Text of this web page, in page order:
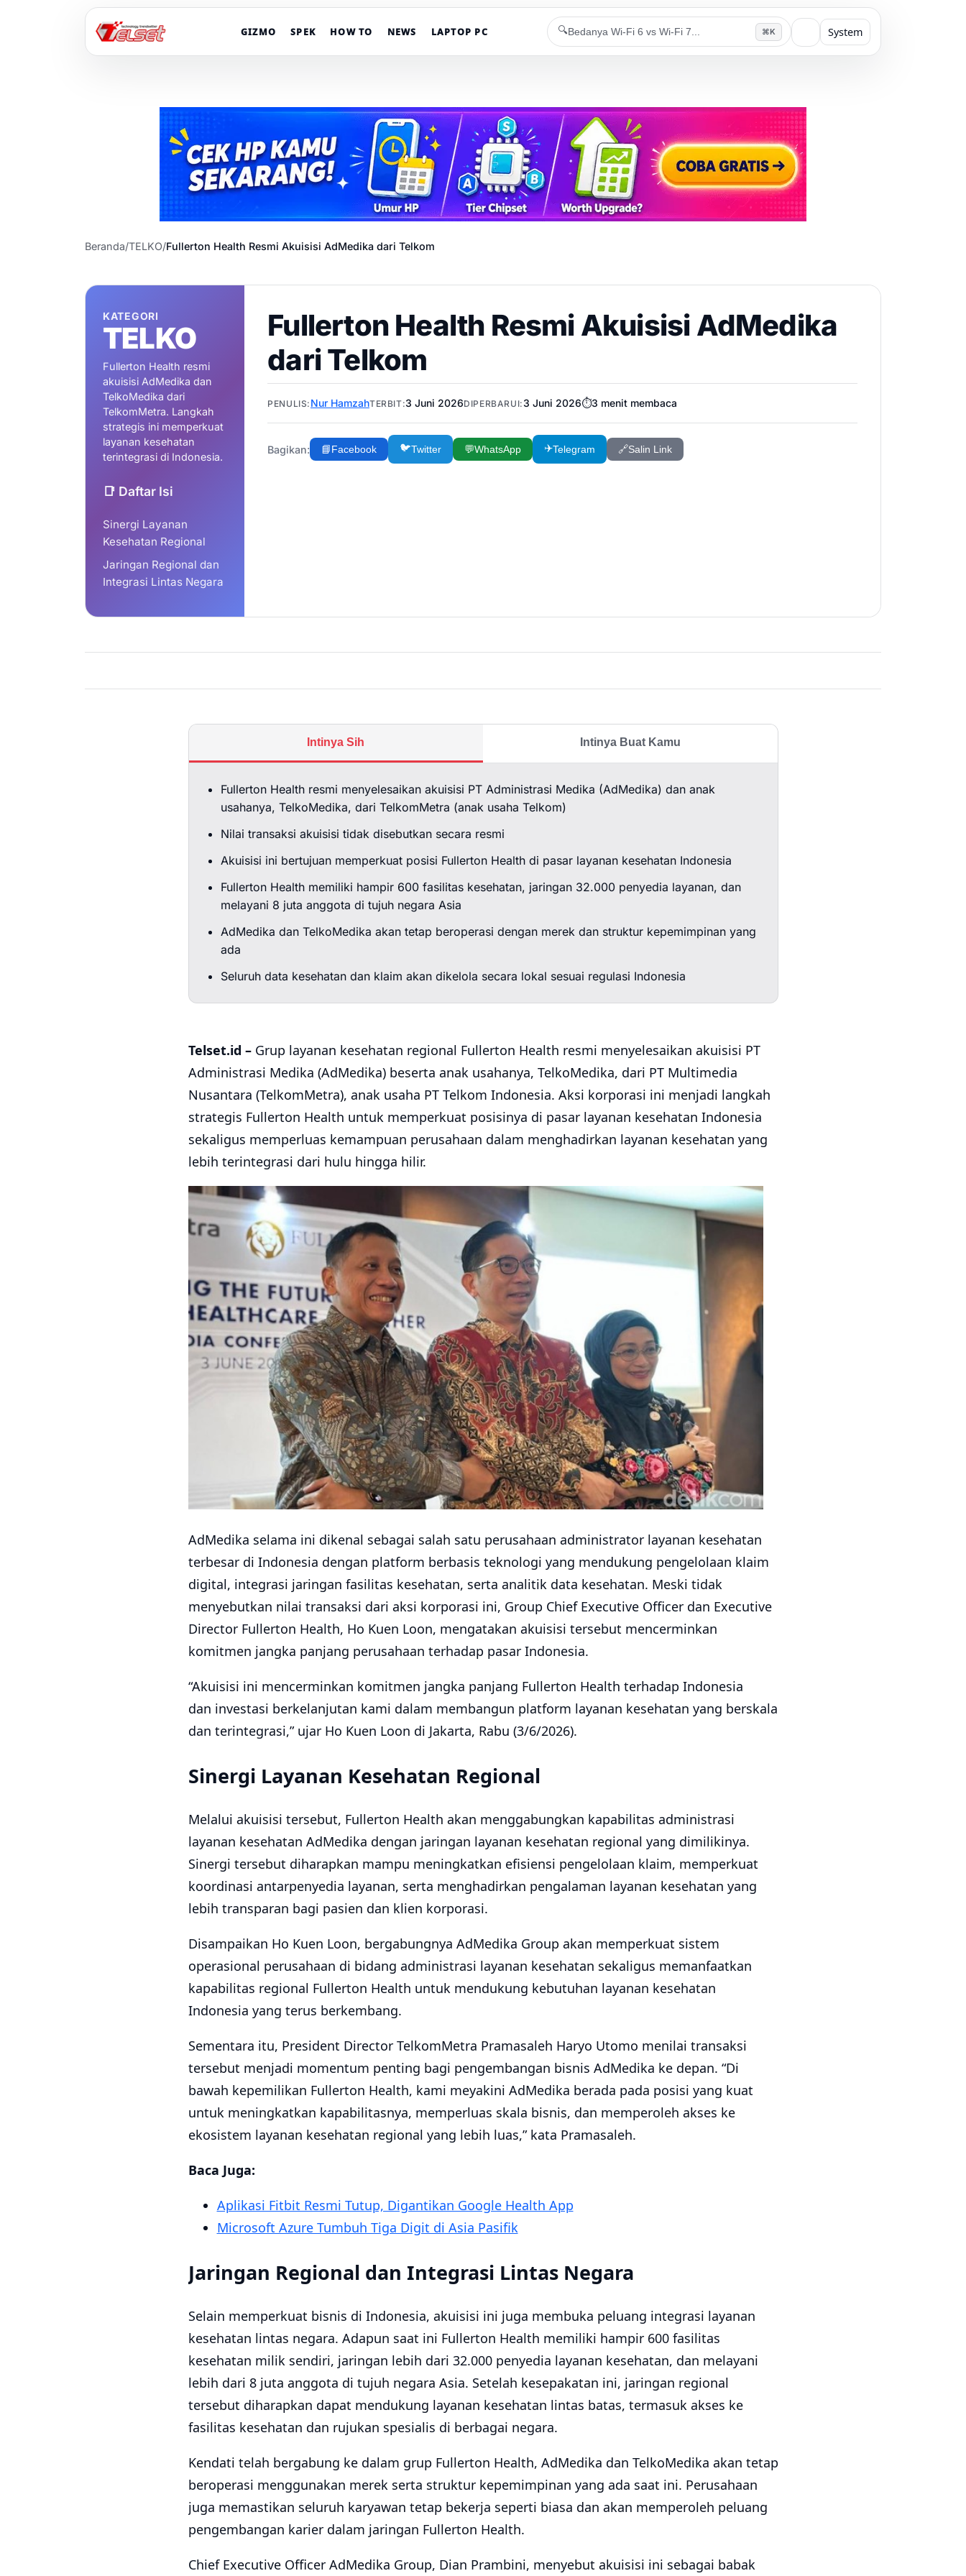
GIZMO SPEK HOW TO NEWS LAPTOP PC 🔍 ⌘K System
Beranda/TELKO/Fullerton Health Resmi Akuisisi AdMedika dari Telkom
KATEGORI
TELKO
Fullerton Health resmi
akuisisi AdMedika dan
TelkoMedika dari
TelkomMetra. Langkah
strategis ini memperkuat
layanan kesehatan
terintegrasi di Indonesia.
📑 Daftar Isi
Sinergi Layanan
Kesehatan Regional
Jaringan Regional dan
Integrasi Lintas Negara
Fullerton Health Resmi Akuisisi AdMedika
dari Telkom
PENULIS: Nur HamzahTERBIT:3 Juni 2026DIPERBARUI: 3 Juni 2026⏱️3 menit membaca
Bagikan: 📘Facebook 🐦Twitter 💬WhatsApp ✈️Telegram 🔗Salin Link
Intinya Sih Intinya Buat Kamu
Fullerton Health resmi menyelesaikan akuisisi PT Administrasi Medika (AdMedika) dan anak
usahanya, TelkoMedika, dari TelkomMetra (anak usaha Telkom)
Nilai transaksi akuisisi tidak disebutkan secara resmi
Akuisisi ini bertujuan memperkuat posisi Fullerton Health di pasar layanan kesehatan Indonesia
Fullerton Health memiliki hampir 600 fasilitas kesehatan, jaringan 32.000 penyedia layanan, dan
melayani 8 juta anggota di tujuh negara Asia
AdMedika dan TelkoMedika akan tetap beroperasi dengan merek dan struktur kepemimpinan yang
ada
Seluruh data kesehatan dan klaim akan dikelola secara lokal sesuai regulasi Indonesia
Telset.id –Grup layanan kesehatan regional Fullerton Health resmi menyelesaikan akuisisi PT
Administrasi Medika (AdMedika) beserta anak usahanya, TelkoMedika, dari PT Multimedia
Nusantara (TelkomMetra), anak usaha PT Telkom Indonesia. Aksi korporasi ini menjadi langkah
strategis Fullerton Health untuk memperkuat posisinya di pasar layanan kesehatan Indonesia
sekaligus memperluas kemampuan perusahaan dalam menghadirkan layanan kesehatan yang
lebih terintegrasi dari hulu hingga hilir.
AdMedika selama ini dikenal sebagai salah satu perusahaan administrator layanan kesehatan
terbesar di Indonesia dengan platform berbasis teknologi yang mendukung pengelolaan klaim
digital, integrasi jaringan fasilitas kesehatan, serta analitik data kesehatan. Meski tidak
menyebutkan nilai transaksi dari aksi korporasi ini, Group Chief Executive Officer dan Executive
Director Fullerton Health, Ho Kuen Loon, mengatakan akuisisi tersebut mencerminkan
komitmen jangka panjang perusahaan terhadap pasar Indonesia.
“Akuisisi ini mencerminkan komitmen jangka panjang Fullerton Health terhadap Indonesia
dan investasi berkelanjutan kami dalam membangun platform layanan kesehatan yang berskala
dan terintegrasi,” ujar Ho Kuen Loon di Jakarta, Rabu (3/6/2026).
Sinergi Layanan Kesehatan Regional
Melalui akuisisi tersebut, Fullerton Health akan menggabungkan kapabilitas administrasi
layanan kesehatan AdMedika dengan jaringan layanan kesehatan regional yang dimilikinya.
Sinergi tersebut diharapkan mampu meningkatkan efisiensi pengelolaan klaim, memperkuat
koordinasi antarpenyedia layanan, serta menghadirkan pengalaman layanan kesehatan yang
lebih transparan bagi pasien dan klien korporasi.
Disampaikan Ho Kuen Loon, bergabungnya AdMedika Group akan memperkuat sistem
operasional perusahaan di bidang administrasi layanan kesehatan sekaligus memanfaatkan
kapabilitas regional Fullerton Health untuk mendukung kebutuhan layanan kesehatan
Indonesia yang terus berkembang.
Sementara itu, President Director TelkomMetra Pramasaleh Haryo Utomo menilai transaksi
tersebut menjadi momentum penting bagi pengembangan bisnis AdMedika ke depan. “Di
bawah kepemilikan Fullerton Health, kami meyakini AdMedika berada pada posisi yang kuat
untuk meningkatkan kapabilitasnya, memperluas skala bisnis, dan memperoleh akses ke
ekosistem layanan kesehatan regional yang lebih luas,” kata Pramasaleh.
Baca Juga:
Aplikasi Fitbit Resmi Tutup, Digantikan Google Health App
Microsoft Azure Tumbuh Tiga Digit di Asia Pasifik
Jaringan Regional dan Integrasi Lintas Negara
Selain memperkuat bisnis di Indonesia, akuisisi ini juga membuka peluang integrasi layanan
kesehatan lintas negara. Adapun saat ini Fullerton Health memiliki hampir 600 fasilitas
kesehatan milik sendiri, jaringan lebih dari 32.000 penyedia layanan kesehatan, dan melayani
lebih dari 8 juta anggota di tujuh negara Asia. Setelah kesepakatan ini, jaringan regional
tersebut diharapkan dapat mendukung layanan kesehatan lintas batas, termasuk akses ke
fasilitas kesehatan dan rujukan spesialis di berbagai negara.
Kendati telah bergabung ke dalam grup Fullerton Health, AdMedika dan TelkoMedika akan tetap
beroperasi menggunakan merek serta struktur kepemimpinan yang ada saat ini. Perusahaan
juga memastikan seluruh karyawan tetap bekerja seperti biasa dan akan memperoleh peluang
pengembangan karier dalam jaringan Fullerton Health.
Chief Executive Officer AdMedika Group, Dian Prambini, menyebut akuisisi ini sebagai babak